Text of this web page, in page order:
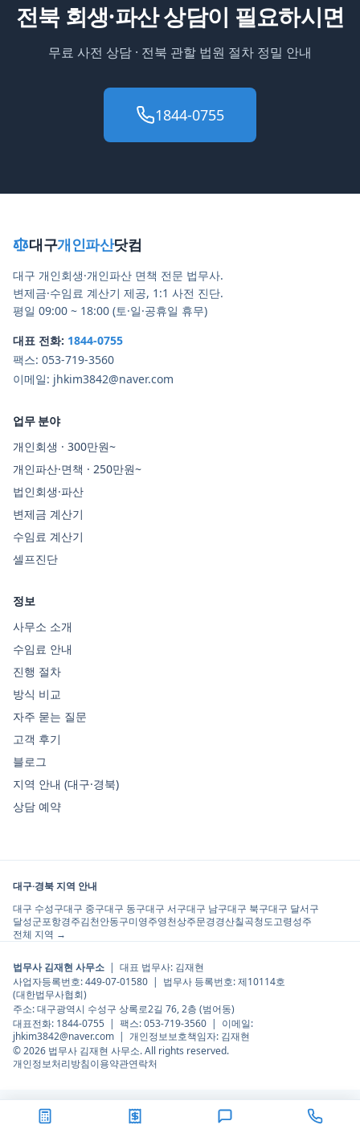
전북 회생·파산 상담이 필요하시면
무료 사전 상담 · 전북 관할 법원 절차 정밀 안내
1844-0755
대구개인파산닷컴
대구 개인회생·개인파산 면책 전문 법무사.
변제금·수임료 계산기 제공, 1:1 사전 진단.
평일 09:00 ~ 18:00 (토·일·공휴일 휴무)
대표 전화: 1844-0755
팩스: 053-719-3560
이메일: jhkim3842@naver.com
업무 분야
개인회생 · 300만원~
개인파산·면책 · 250만원~
법인회생·파산
변제금 계산기
수임료 계산기
셀프진단
정보
사무소 소개
수임료 안내
진행 절차
방식 비교
자주 묻는 질문
고객 후기
블로그
지역 안내 (대구·경북)
상담 예약
대구·경북 지역 안내
대구 수성구대구 중구대구 동구대구 서구대구 남구대구 북구대구 달서구
달성군포항경주김천안동구미영주영천상주문경경산칠곡청도고령성주
전체 지역 →
법무사 김재현 사무소 | 대표 법무사: 김재현
사업자등록번호:449-07-01580 | 법무사 등록번호:제10114호
(대한법무사협회)
주소:대구광역시 수성구 상록로2길 76, 2층 (범어동)
대표전화: 1844-0755 | 팩스:053-719-3560 | 이메일:
jhkim3842@naver.com | 개인정보보호책임자: 김재현
©2026 법무사 김재현 사무소. All rights reserved.
개인정보처리방침이용약관연락처